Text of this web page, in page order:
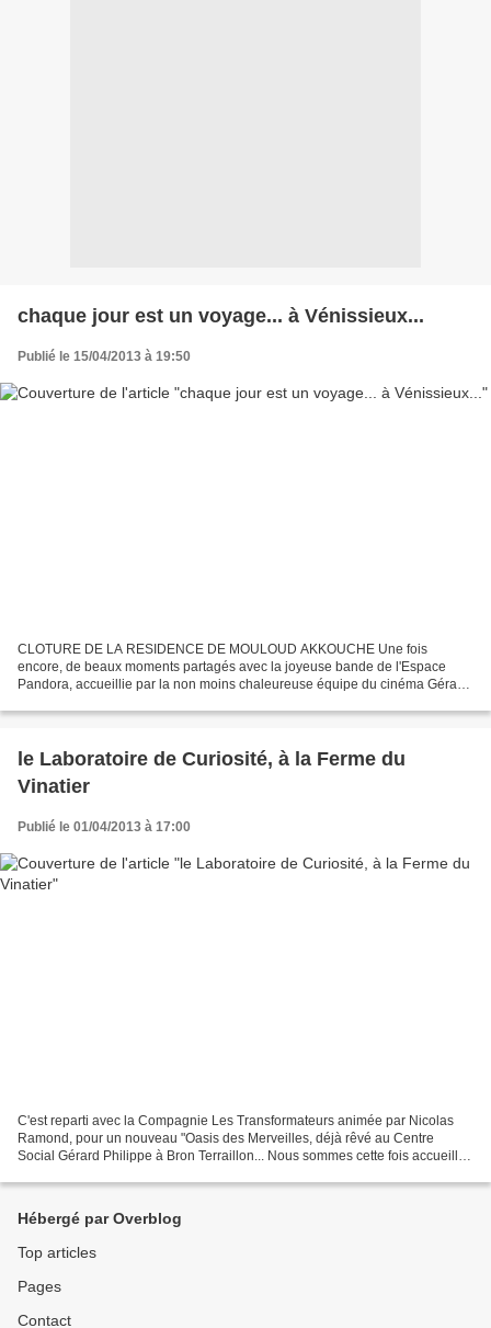
chaque jour est un voyage... à Vénissieux...
Publié le 15/04/2013 à 19:50
CLOTURE DE LA RESIDENCE DE MOULOUD AKKOUCHE Une fois
encore, de beaux moments partagés avec la joyeuse bande de l'Espace
Pandora, accueillie par la non moins chaleureuse équipe du cinéma Gérard
le Laboratoire de Curiosité, à la Ferme du
Vinatier
Publié le 01/04/2013 à 17:00
C'est reparti avec la Compagnie Les Transformateurs animée par Nicolas
Ramond, pour un nouveau "Oasis des Merveilles, déjà rêvé au Centre
Social Gérard Philippe à Bron Terraillon... Nous sommes cette fois accueillis
Hébergé par Overblog
Top articles
Pages
Contact